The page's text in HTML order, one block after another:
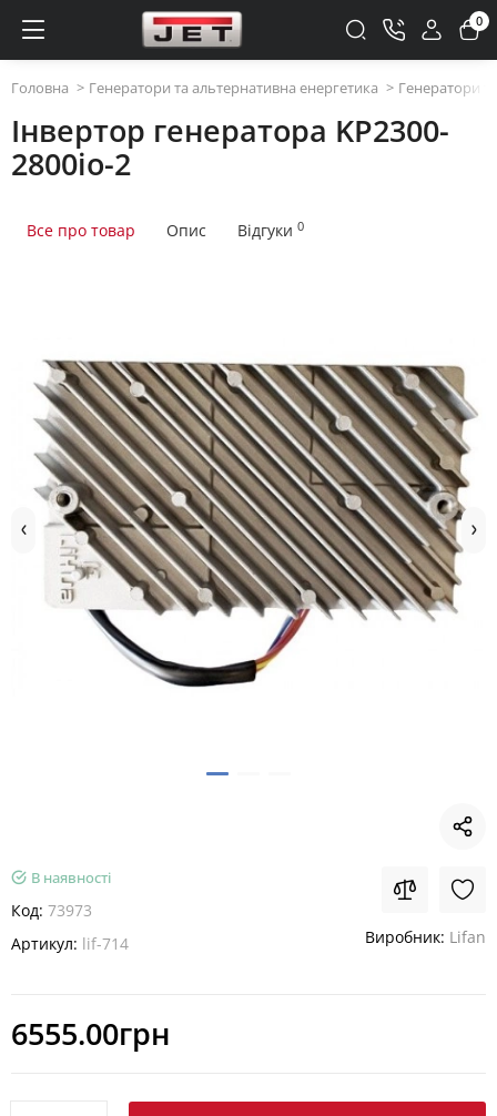
0
Головна Генератори та альтернативна енергетика Генератори
Інвертор генератора KP2300-
2800io-2
Все про товар Опис Відгуки 0
В наявності
Код: 73973
Артикул: lif-714 Виробник: Lifan
6555.00грн